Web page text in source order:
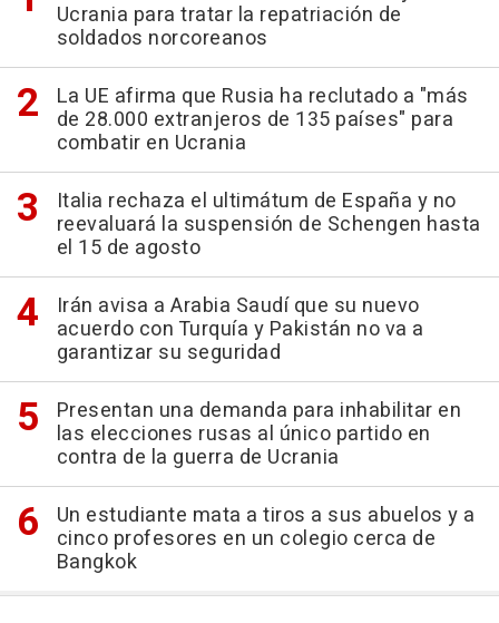
Ucrania para tratar la repatriación de
soldados norcoreanos
La UE afirma que Rusia ha reclutado a "más
de 28.000 extranjeros de 135 países" para
combatir en Ucrania
Italia rechaza el ultimátum de España y no
reevaluará la suspensión de Schengen hasta
el 15 de agosto
Irán avisa a Arabia Saudí que su nuevo
acuerdo con Turquía y Pakistán no va a
garantizar su seguridad
Presentan una demanda para inhabilitar en
las elecciones rusas al único partido en
contra de la guerra de Ucrania
Un estudiante mata a tiros a sus abuelos y a
cinco profesores en un colegio cerca de
Bangkok